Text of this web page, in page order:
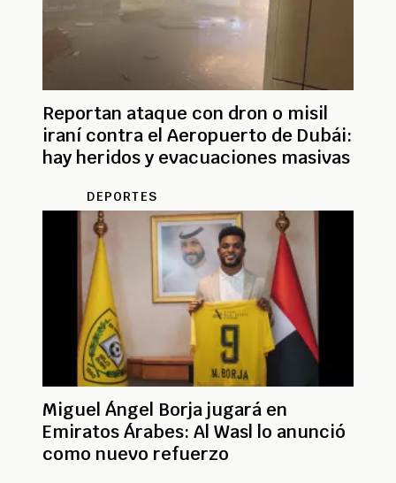
Reportan ataque con dron o misil
iraní contra el Aeropuerto de Dubái:
hay heridos y evacuaciones masivas
DEPORTES
Miguel Ángel Borja jugará en
Emiratos Árabes: Al Wasl lo anunció
como nuevo refuerzo